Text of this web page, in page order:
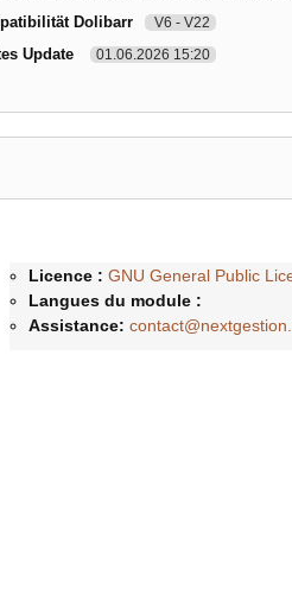
Dolibarr V6 - V22
Update 01.06.2026 15:20
Licence : GNU General Public
Langues du module :
Assistance: